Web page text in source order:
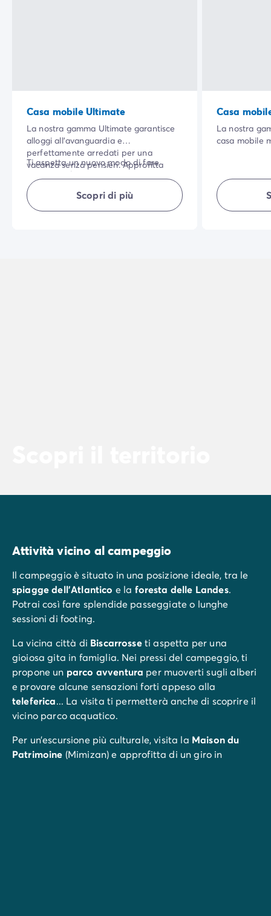
Casa mobile Ultimate
La nostra gamma Ultimate garantisce
alloggi all'avanguardia e
perfettamente arredati per una
vacanza senza pensieri. Approfitta
delle dotazioni e dei servizi di alta
gamma offerti dalla gamma: lenzuola,
asciugamani e pulizia di fine soggiorno.
Ti aspetta un nuovo modo di fare
campeggio!
NB: biancheria da letto di qualità
superiore per la master bedroom.
Scopri di più
Casa
La nostra
casa mobile
naturale, e
interne di
renderanno
piacevole.
Attività vicino al campeggio
Il campeggio è situato in una posizione ideale, tra le
spiagge dell’Atlantico e la foresta delle Landes.
Potrai così fare splendide passeggiate o lunghe
sessioni di footing.
La vicina città di Biscarrosseti aspetta per una
gioiosa gita in famiglia. Nei pressi del campeggio, ti
propone un parco avventura per muoverti sugli alberi
e provare alcune sensazioni forti appeso alla
teleferica... La visita ti permetterà anche di scoprire il
vicino parco acquatico.
Per un’escursione più culturale, visita la Maison du
Patrimoine (Mimizan) e approfitta di un giro in